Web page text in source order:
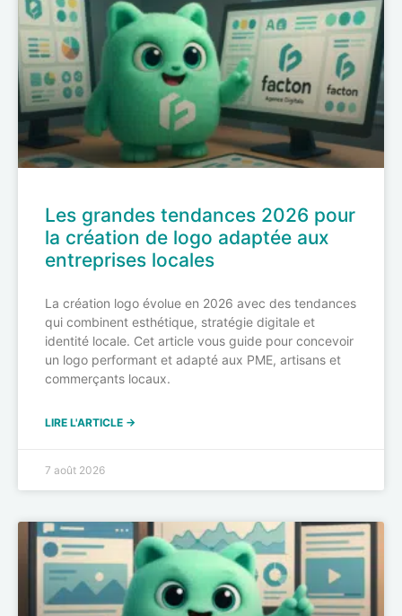
Les grandes tendances 2026 pour
la création de logo adaptée aux
entreprises locales
La création logo évolue en 2026 avec des tendances
qui combinent esthétique, stratégie digitale et
identité locale. Cet article vous guide pour concevoir
un logo performant et adapté aux PME, artisans et
commerçants locaux.
LIRE L'ARTICLE →
7 août 2026